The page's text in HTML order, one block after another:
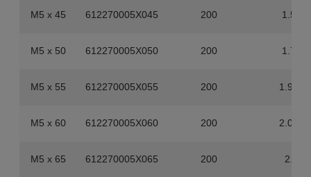
M5 x 45 612270005X045 200 1.56
M5 x 50 612270005X050 200 1.72
M5 x 55 612270005X055 200 1.926
M5 x 60 612270005X060 200 2.034
M5 x 65 612270005X065 200 2.2